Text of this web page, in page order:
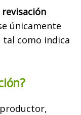
revisación
únicamente
como indica